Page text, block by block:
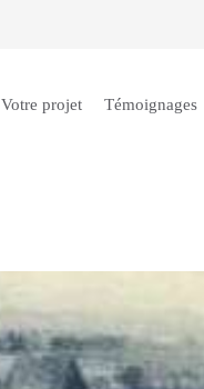
Votre projet Témoignages